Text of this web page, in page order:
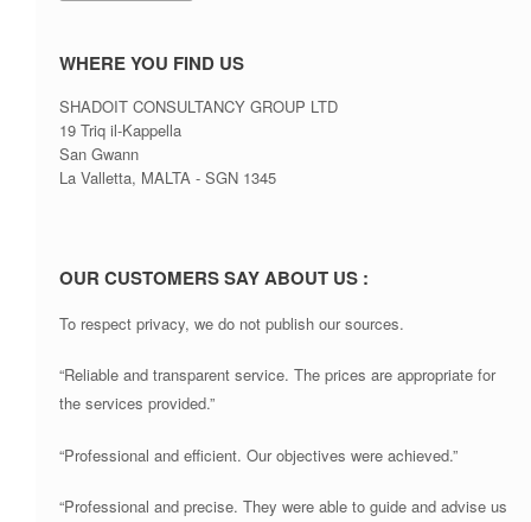
WHERE YOU FIND US
SHADOIT CONSULTANCY GROUP LTD
19 Triq il-Kappella
San Gwann
La Valletta, MALTA - SGN 1345
OUR CUSTOMERS SAY ABOUT US :
To respect privacy, we do not publish our sources.
“Reliable and transparent service. The prices are appropriate for
the services provided.”
“Professional and efficient. Our objectives were achieved.”
“Professional and precise. They were able to guide and advise us